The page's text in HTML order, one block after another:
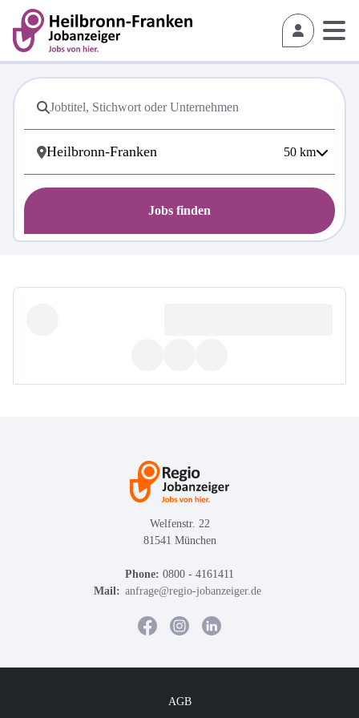
50 km
Jobs finden
Welfenstr. 22
81541 München
Phone: 0800 - 4161411
Mail: anfrage@regio-jobanzeiger.de
AGB